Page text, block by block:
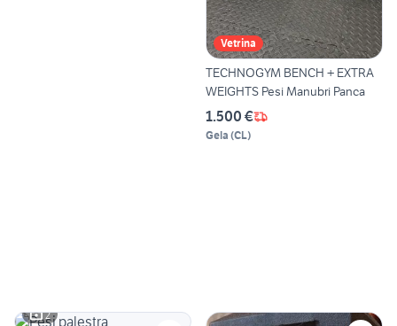
Vetrina
TECHNOGYM BENCH + EXTRA
WEIGHTS Pesi Manubri Panca
1.500 €
Gela (CL)
2